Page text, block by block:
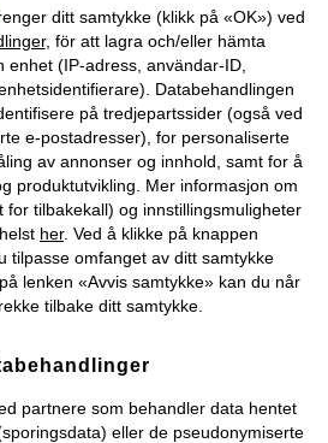
også finne oss på
Cookie-innstillinger
Oss Angre kjøp
©2026 bonprix.
ditt samtykke (klikk på «OK») ved
, för att lagra och/eller hämta
enhet (IP-adress, användar-ID,
Databehandlingen
på tredjepartssider (også ved
e-postadresser), for personaliserte
av annonser og innhold, samt for å
produktutvikling. Mer informasjon om
for tilbakekall) og innstillingsmuligheter
her. Ved å klikke på knappen
tilpasse omfanget av ditt samtykke
lenken «Avvis samtykke» kan du når
tilbake ditt samtykke.
partnere som behandler data hentet
eller de pseudonymiserte